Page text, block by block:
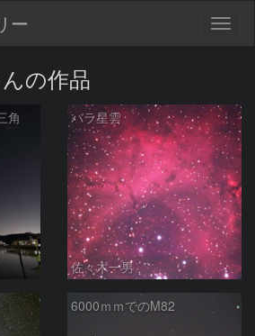
ー
の作品
角 バラ星雲
佐々木一男
6000ｍｍでのM82